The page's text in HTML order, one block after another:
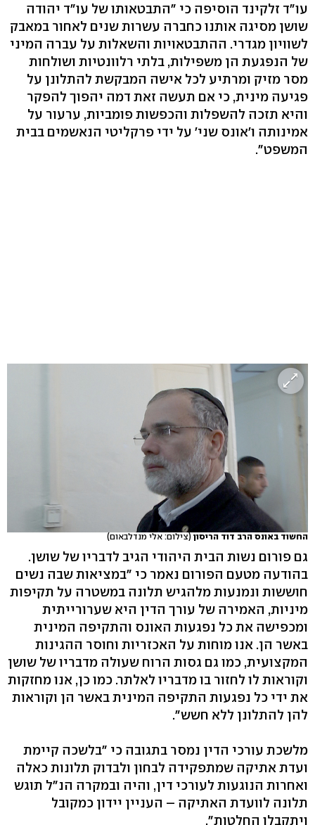
עו"ד זלקינד הוסיפה כי "התבטאותו של עו"ד יהודה
שושן מסיגה אותנו כחברה עשרות שנים לאחור במאבק
לשוויון מגדרי. ההתבטאויות והשאלות על עברה המיני
של הנפגעת הן משפילות, בלתי רלוונטיות ושולחות
מסר מזיק ומרתיע לכל אישה המבקשת להתלונן על
פגיעה מינית, כי אם תעשה זאת דמה יהפוך להפקר
והיא תזכה להשפלות והכפשות פומביות, ערעור על
אמינותה ו'אונס שני' על ידי פרקליטי הנאשמים בבית
המשפט".
החשוד באונס הרב דוד הריסון (צילום: אלי מנדלבאום)
גם פורום נשות הבית היהודי הגיב לדבריו של שושן.
בהודעה מטעם הפורום נאמר כי "במציאות שבה נשים
חוששות ונמנעות מלהגיש תלונה במשטרה על תקיפות
מיניות, האמירה של עורך הדין היא שערורייתית
ומכפישה את כל נפגעות האונס והתקיפה המינית
באשר הן. אנו מוחות על האכזריות וחוסר ההגינות
המקצועית, כמו גם גסות הרוח שעולה מדבריו של שושן
וקוראות לו לחזור בו מדבריו לאלתר. כמו כן, אנו מחזקות
את ידי כל נפגעות התקיפה המינית באשר הן וקוראות
להן להתלונן ללא חשש".
מלשכת עורכי הדין נמסר בתגובה כי "בלשכה קיימת
ועדת אתיקה שמתפקידה לבחון ולבדוק תלונות כאלה
ואחרות הנוגעות לעורכי דין, והיה ובמקרה הנ"ל תוגש
תלונה לוועדת האתיקה – העניין יידון כמקובל
ויתקבלו החלטות".